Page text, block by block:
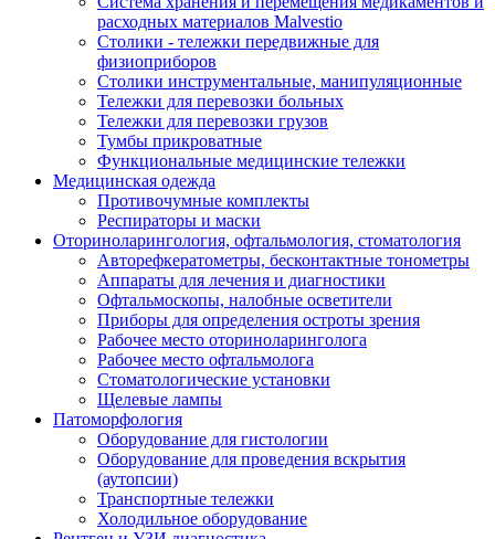
расходных материалов Malvestio
Столики - тележки передвижные для
физиоприборов
Столики инструментальные, манипуляционные
Тележки для перевозки больных
Тележки для перевозки грузов
Тумбы прикроватные
Функциональные медицинские тележки
Медицинская одежда
Противочумные комплекты
Респираторы и маски
Оториноларингология, офтальмология, стоматология
Авторефкератометры, бесконтактные тонометры
Аппараты для лечения и диагностики
Офтальмоскопы, налобные осветители
Приборы для определения остроты зрения
Рабочее место оториноларинголога
Рабочее место офтальмолога
Стоматологические установки
Щелевые лампы
Патоморфология
Оборудование для гистологии
Оборудование для проведения вскрытия
(аутопсии)
Транспортные тележки
Холодильное оборудование